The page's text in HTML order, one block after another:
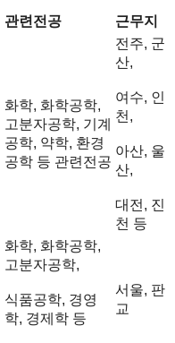
관련전공 근무지
화학, 화학공학,
고분자공학, 기계
공학, 약학, 환경
공학 등 관련전공
전주, 군
산,
여수, 인
천,
아산, 울
산,
대전, 진
천 등
화학, 화학공학,
고분자공학,
식품공학, 경영
학, 경제학 등
서울, 판
교